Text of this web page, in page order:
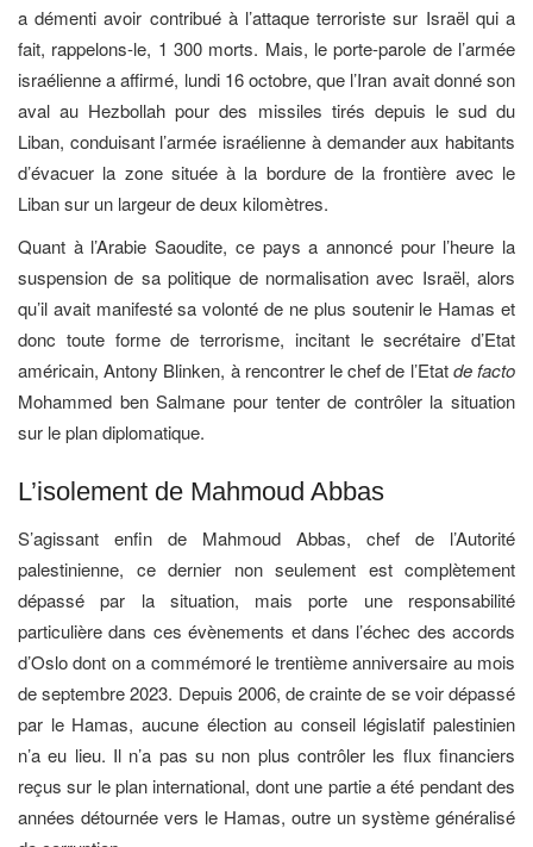
a démenti avoir contribué à l’attaque terroriste sur Israël qui a
fait, rappelons-le, 1 300 morts. Mais, le porte-parole de l’armée
israélienne a affirmé, lundi 16 octobre, que l’Iran avait donné son
aval au Hezbollah pour des missiles tirés depuis le sud du
Liban, conduisant l’armée israélienne à demander aux habitants
d’évacuer la zone située à la bordure de la frontière avec le
Liban sur un largeur de deux kilomètres.
Quant à l’Arabie Saoudite, ce pays a annoncé pour l’heure la
suspension de sa politique de normalisation avec Israël, alors
qu’il avait manifesté sa volonté de ne plus soutenir le Hamas et
donc toute forme de terrorisme, incitant le secrétaire d’Etat
américain, Antony Blinken, à rencontrer le chef de l’Etatde facto
Mohammed ben Salmane pour tenter de contrôler la situation
sur le plan diplomatique.
L’isolement de Mahmoud Abbas
S’agissant enfin de Mahmoud Abbas, chef de l’Autorité
palestinienne, ce dernier non seulement est complètement
dépassé par la situation, mais porte une responsabilité
particulière dans ces évènements et dans l’échec des accords
d’Oslo dont on a commémoré le trentième anniversaire au mois
de septembre 2023. Depuis 2006, de crainte de se voir dépassé
par le Hamas, aucune élection au conseil législatif palestinien
n’a eu lieu. Il n’a pas su non plus contrôler les flux financiers
reçus sur le plan international, dont une partie a été pendant des
années détournée vers le Hamas, outre un système généralisé